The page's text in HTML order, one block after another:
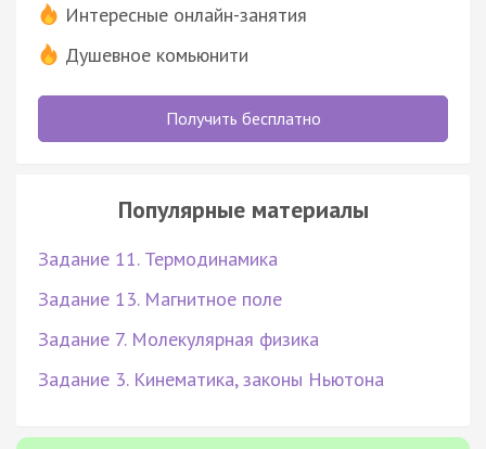
Интересные онлайн-занятия
Душевное комьюнити
Получить бесплатно
Популярные материалы
Задание 11. Термодинамика
Задание 13. Магнитное поле
Задание 7. Молекулярная физика
Задание 3. Кинематика, законы Ньютона